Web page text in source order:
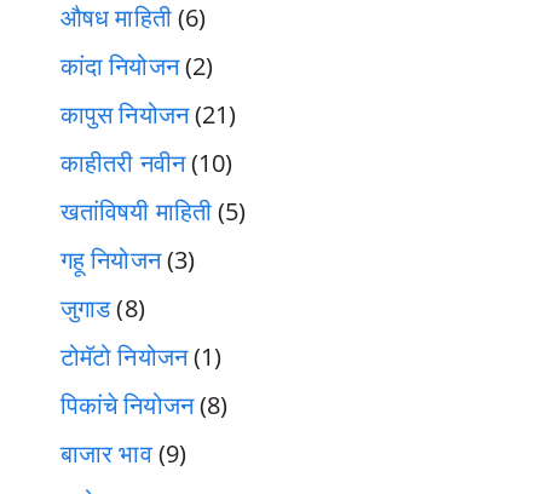
औषध माहिती(6)
कांदा नियोजन(2)
कापुस नियोजन(21)
काहीतरी नवीन(10)
खतांविषयी माहिती(5)
गहू नियोजन(3)
जुगाड(8)
टोमॅटो नियोजन(1)
पिकांचे नियोजन(8)
बाजार भाव(9)